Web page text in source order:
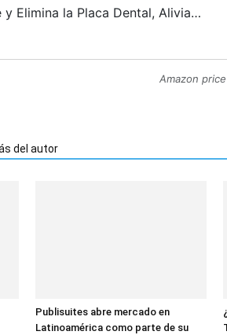
y Elimina la Placa Dental, Alivia
Amazon
del autor
Publisuites abre mercado en
Latinoamérica como parte de su